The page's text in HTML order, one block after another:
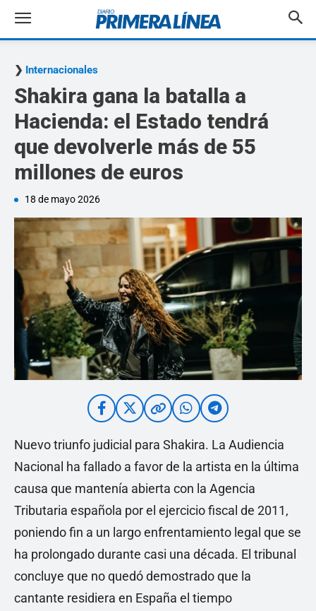
Internacionales
Shakira gana la batalla a
Hacienda: el Estado tendrá
que devolverle más de 55
millones de euros
18 de mayo 2026
Nuevo triunfo judicial para Shakira. La Audiencia
Nacional ha fallado a favor de la artista en la última
causa que mantenía abierta con la Agencia
Tributaria española por el ejercicio fiscal de 2011,
poniendo fin a un largo enfrentamiento legal que se
ha prolongado durante casi una década. El tribunal
concluye que no quedó demostrado que la
cantante residiera en España el tiempo